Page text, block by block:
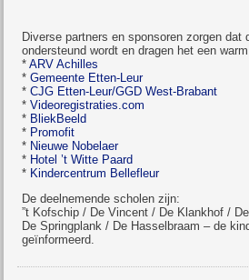
Diverse partners en sponsoren zorgen dat
ondersteund wordt en dragen het een
*ARV Achilles
*Gemeente Etten-Leur
*CJG Etten-Leur/GGD West-Brabant
*Videoregistraties.com
* BliekBeeld
* Promofit
* Nieuwe Nobelaer
* Hotel ’t Witte Paard
* Kindercentrum Bellefleur
De deelnemende scholen zijn:
”t Kofschip / De Vincent / De Klankhof /
De Springplank / De Hasselbraam – de
geïnformeerd.